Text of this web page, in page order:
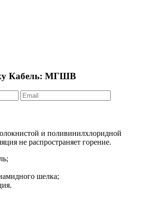
Кабель: МГШВ
и поливинилхлоридной
не распространяет горение.
шелка;